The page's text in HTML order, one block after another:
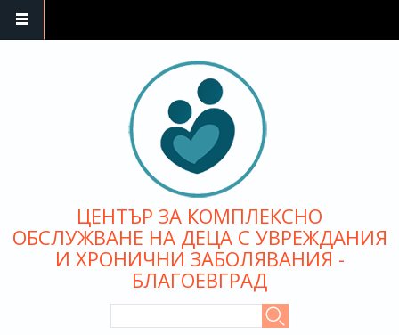
ЦЕНТЪР ЗА КОМПЛЕКСНО
ОБСЛУЖВАНЕ НА ДЕЦА С УВРЕЖДАНИЯ
И ХРОНИЧНИ ЗАБОЛЯВАНИЯ -
БЛАГОЕВГРАД